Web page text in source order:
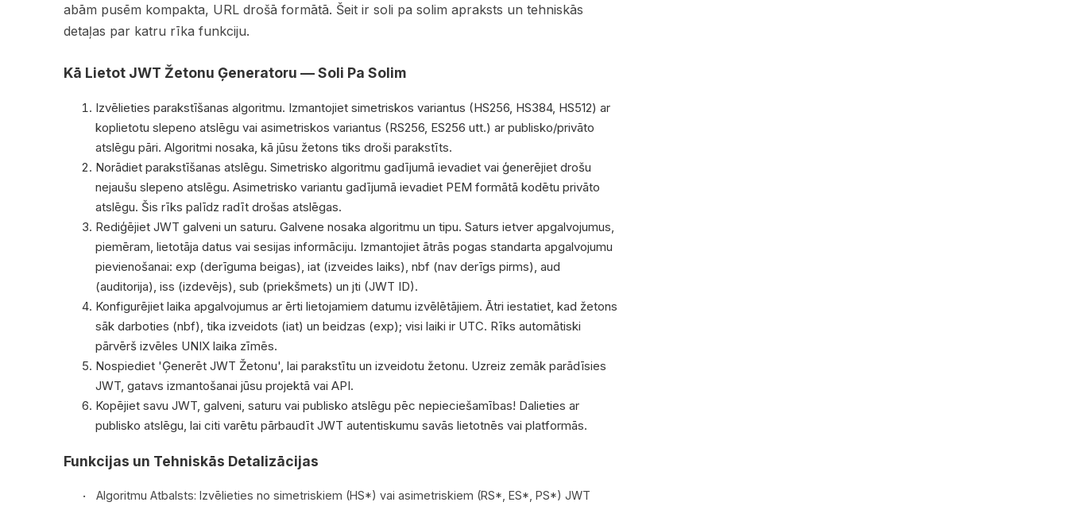
abām pusēm kompakta, URL drošā formātā. Šeit ir soli pa solim apraksts un tehniskās
detaļas par katru rīka funkciju.
Kā Lietot JWT Žetonu Ģeneratoru — Soli Pa Solim
Izvēlieties parakstīšanas algoritmu. Izmantojiet simetriskos variantus (HS256, HS384, HS512) ar
koplietotu slepeno atslēgu vai asimetriskos variantus (RS256, ES256 utt.) ar publisko/privāto
atslēgu pāri. Algoritmi nosaka, kā jūsu žetons tiks droši parakstīts.
Norādiet parakstīšanas atslēgu. Simetrisko algoritmu gadījumā ievadiet vai ģenerējiet drošu
nejaušu slepeno atslēgu. Asimetrisko variantu gadījumā ievadiet PEM formātā kodētu privāto
atslēgu. Šis rīks palīdz radīt drošas atslēgas.
Rediģējiet JWT galveni un saturu. Galvene nosaka algoritmu un tipu. Saturs ietver apgalvojumus,
piemēram, lietotāja datus vai sesijas informāciju. Izmantojiet ātrās pogas standarta apgalvojumu
pievienošanai: exp (derīguma beigas), iat (izveides laiks), nbf (nav derīgs pirms), aud
(auditorija), iss (izdevējs), sub (priekšmets) un jti (JWT ID).
Konfigurējiet laika apgalvojumus ar ērti lietojamiem datumu izvēlētājiem. Ātri iestatiet, kad žetons
sāk darboties (nbf), tika izveidots (iat) un beidzas (exp); visi laiki ir UTC. Rīks automātiski
pārvērš izvēles UNIX laika zīmēs.
Nospiediet 'Ģenerēt JWT Žetonu', lai parakstītu un izveidotu žetonu. Uzreiz zemāk parādīsies
JWT, gatavs izmantošanai jūsu projektā vai API.
Kopējiet savu JWT, galveni, saturu vai publisko atslēgu pēc nepieciešamības! Dalieties ar
publisko atslēgu, lai citi varētu pārbaudīt JWT autentiskumu savās lietotnēs vai platformās.
Funkcijas un Tehniskās Detalizācijas
Algoritmu Atbalsts: Izvēlieties no simetriskiem (HS*) vai asimetriskiem (RS*, ES*, PS*) JWT